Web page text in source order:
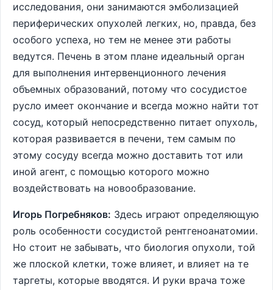
исследования, они занимаются эмболизацией
периферических опухолей легких, но, правда, без
особого успеха, но тем не менее эти работы
ведутся. Печень в этом плане идеальный орган
для выполнения интервенционного лечения
объемных образований, потому что сосудистое
русло имеет окончание и всегда можно найти тот
сосуд, который непосредственно питает опухоль,
которая развивается в печени, тем самым по
этому сосуду всегда можно доставить тот или
иной агент, с помощью которого можно
воздействовать на новообразование.
Игорь Погребняков: Здесь играют определяющую
роль особенности сосудистой рентгеноанатомии.
Но стоит не забывать, что биология опухоли, той
же плоской клетки, тоже влияет, и влияет на те
таргеты, которые вводятся. И руки врача тоже